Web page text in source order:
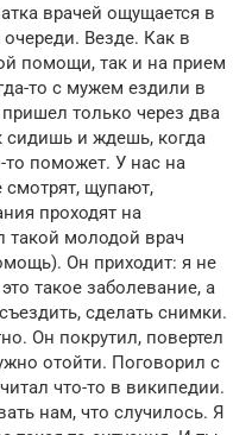
врачей ощущается в
Везде. Как в
помощи, так и на прием
то с мужем ездили в
только через два
сидишь и ждешь, когда
то поможет. У нас на
смотрят, щупают,
проходят на
такой молодой врач
Он приходит: я не
такое заболевание, а
сделать снимки.
Он покрутил, повертел
отойти. Поговорил с
что-то в википедии.
нам, что случилось. Я